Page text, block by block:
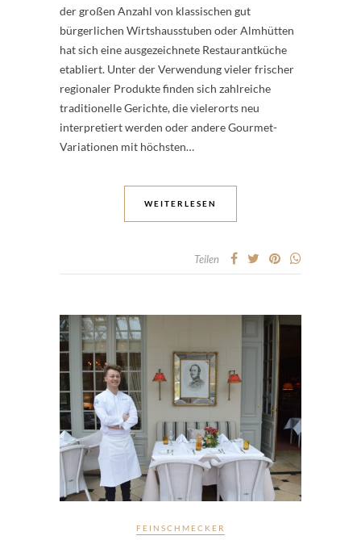
der großen Anzahl von klassischen gut
bürgerlichen Wirtshausstuben oder Almhütten
hat sich eine ausgezeichnete Restaurantküche
etabliert. Unter der Verwendung vieler frischer
regionaler Produkte finden sich zahlreiche
traditionelle Gerichte, die vielerorts neu
interpretiert werden oder andere Gourmet-
Variationen mit höchsten…
WEITERLESEN
Teilen
FEINSCHMECKER